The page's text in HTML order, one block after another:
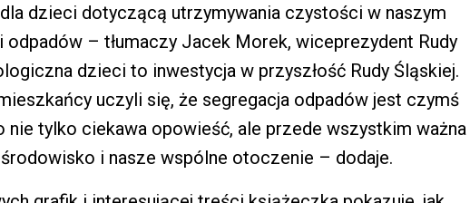
dzieci dotyczącą utrzymywania czystości w naszym
– tłumaczy Jacek Morek, wiceprezydent Rudy
dzieci to inwestycja w przyszłość Rudy Śląskiej.
uczyli się, że segregacja odpadów jest czymś
nie tylko ciekawa opowieść, ale przede wszystkim ważna
i nasze wspólne otoczenie – dodaje.